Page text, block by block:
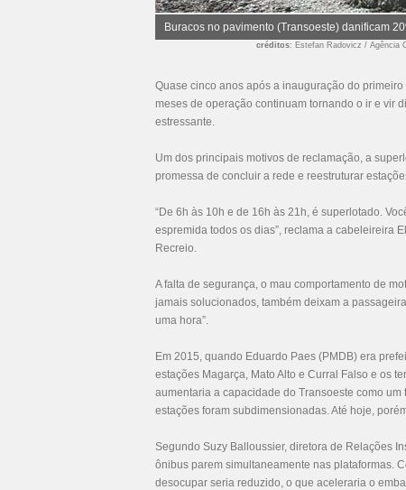
Buracos no pavimento (Transoeste) danificam
créditos: Estefan Radovicz / Agência
Quase cinco anos após a inauguração do
meses de operação continuam tornando o ir e vir
estressante.
Um dos principais motivos de reclamação, a
promessa de concluir a rede e reestruturar
“De 6h às 10h e de 16h às 21h, é superlotado.
espremida todos os dias”, reclama a cabeleireira
Recreio.
A falta de segurança, o mau comportamento de
jamais solucionados, também deixam a
uma hora”.
Em 2015, quando Eduardo Paes (PMDB) era
estações Magarça, Mato Alto e Curral Falso e os
aumentaria a capacidade do Transoeste como
estações foram subdimensionadas. Até hoje,
Segundo Suzy Balloussier, diretora de Relações
ônibus parem simultaneamente nas plataformas.
desocupar seria reduzido, o que aceleraria o